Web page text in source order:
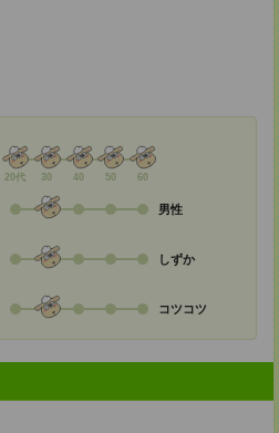
20代 30 40 50 60
男性
しずか
コツコツ